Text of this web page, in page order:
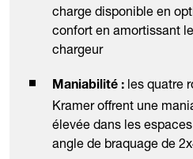
charge disponible en
confort en amortissant
chargeur
Maniabilité : les quatre
Kramer offrent une
élevée dans les
angle de braquage de